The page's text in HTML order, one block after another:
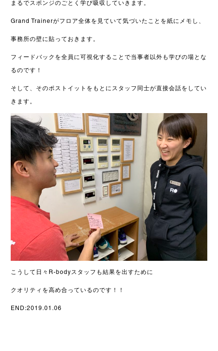
まるでスポンジのごとく学び吸収していきます。
Grand Trainerがフロア全体を見ていて気づいたことを紙にメモし、
事務所の壁に貼っておきます。
フィードバックを全員に可視化することで当事者以外も学びの場とな
るのです！
そして、そのポストイットをもとにスタッフ同士が直接会話をしてい
きます。
こうして日々R-bodyスタッフも結果を出すために
クオリティを高め合っているのです！！
END:2019.01.06